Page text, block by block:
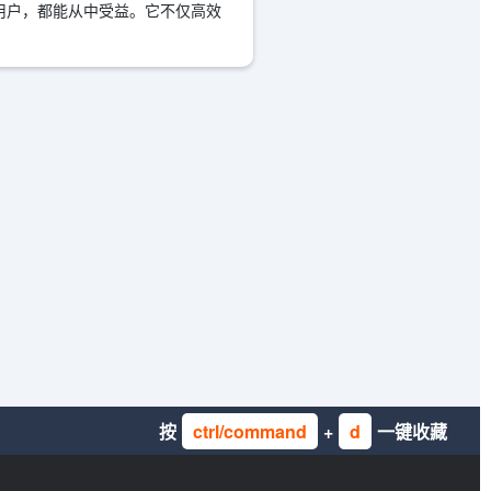
，都能从中受益。它不仅高效
按 ctrl/command + d 一键收藏